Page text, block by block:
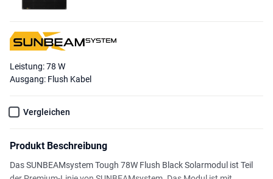
Leistung: 78 W
Ausgang: Flush Kabel
Vergleichen
Produkt Beschreibung
Das SUNBEAMsystem Tough 78W Flush Black Solarmodul ist Teil